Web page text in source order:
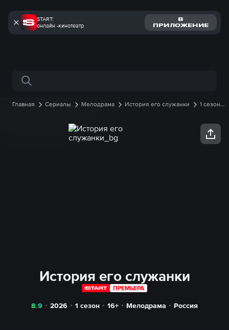
START:
онлайн -кинотеатр
В
ПРИЛОЖЕНИЕ
Поиск по сайту
Главная Сериалы Мелодрама История его служанки
1 сезон
История его служанки
ПРЕМЬЕРА
8.9 2026 1 сезон 16+ Мелодрама Россия